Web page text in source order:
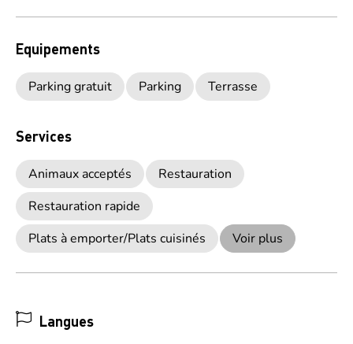
Equipements
Parking gratuit Parking Terrasse
Services
Animaux acceptés
Restauration
Restauration rapide
Plats à emporter/Plats cuisinés
Voir plus
Langues